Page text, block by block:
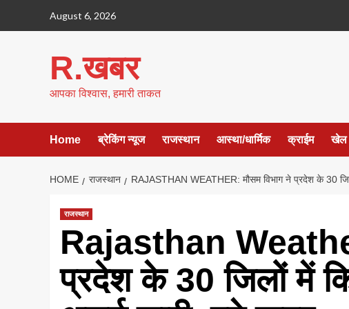
August 6, 2026
R.खबर
आपका विश्वास, हमारी ताकत
Home ब्रेकिंग न्यूज राजस्थान आस्था/धार्मिक क्राईम खेल
HOME राजस्थान RAJASTHAN WEATHER: मौसम विभाग ने प्रदेश के 30
राजस्थान
Rajasthan
प्रदेश के 30 जिलों में